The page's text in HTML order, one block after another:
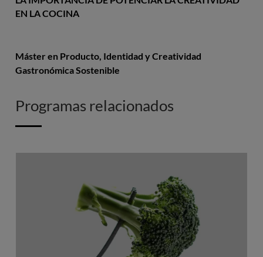
EN LA COCINA
Máster en Producto, Identidad y Creatividad
Gastronómica Sostenible
Programas relacionados